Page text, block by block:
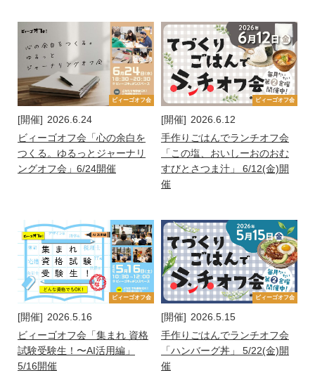
ビィーゴオフ会
[開催] 2026.6.24
ビィーゴオフ会「心の余白を
つくる。ゆるっとジャーナリ
ングオフ会」6/24開催
ビィーゴオフ会
[開催] 2026.6.12
手作りごはんでランチオフ会
「この塩、おいしーおのおむ
すびとさつま汁」 6/12(金)開
催
ビィーゴオフ会
[開催] 2026.5.16
ビィーゴオフ会「集まれ 資格
試験受験生！〜AI活用編」
5/16開催
ビィーゴオフ会
[開催] 2026.5.15
手作りごはんでランチオフ会
「ハンバーグ丼」 5/22(金)開
催